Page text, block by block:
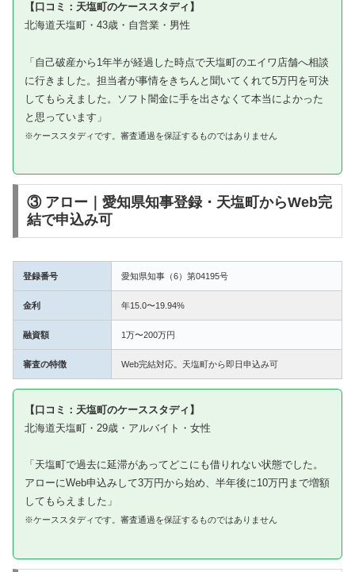
【口コミ：天塩町のケーススタディ】
北海道天塩町・43歳・自営業・男性
「自己破産から1年半が経過した時点で天塩町のエイワ店舗へ相談
に行きました。担当者が事情をきちんと聞いてくれて5万円を可決
してもらえました。ソフト闇金に手を出さなくて本当によかった
と思っています」
※ケーススタディです。審査通過を保証するものではありません
③ アロー｜愛知県知事登録・天塩町からWeb完
結で申込み可
登録番号 愛知県知事（6）第04195号
金利 年15.0〜19.94%
融資額 1万〜200万円
審査の特徴 Web完結対応。天塩町から即日申込み可
【口コミ：天塩町のケーススタディ】
北海道天塩町・29歳・アルバイト・女性
「天塩町で過去に延滞があってどこにも借りれない状態でした。
アローにWeb申込みして3万円から始め、半年後に10万円まで増額
してもらえました」
※ケーススタディです。審査通過を保証するものではありません